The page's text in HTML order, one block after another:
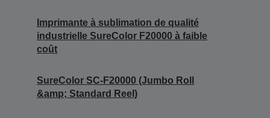
Imprimante à sublimation de qualité
industrielle SureColor F20000 à faible
coût
SureColor SC-F20000 (Jumbo Roll
&amp; Standard Reel)